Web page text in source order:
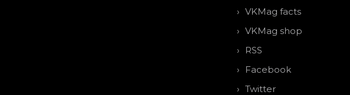
VKMag facts
VKMag shop
RSS
Facebook
Twitter